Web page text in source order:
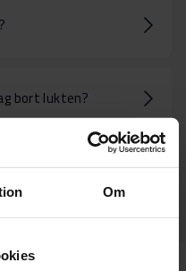
Om
bort lukten?